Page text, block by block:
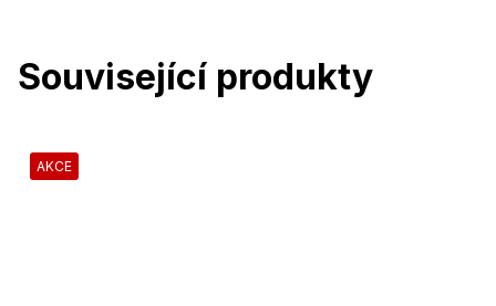
Související produkty
AKCE